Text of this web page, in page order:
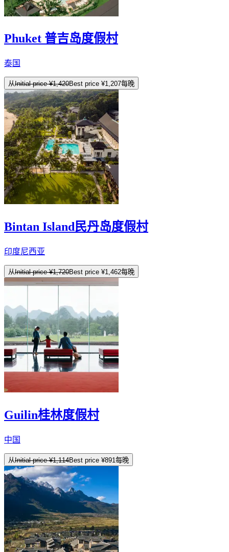
Phuket 普吉岛度假村
泰国
从Initial price ¥1,420Best price ¥1,207每晚
Bintan Island民丹岛度假村
印度尼西亚
从Initial price ¥1,720Best price ¥1,462每晚
Guilin桂林度假村
中国
从Initial price ¥1,114Best price ¥891 每晚